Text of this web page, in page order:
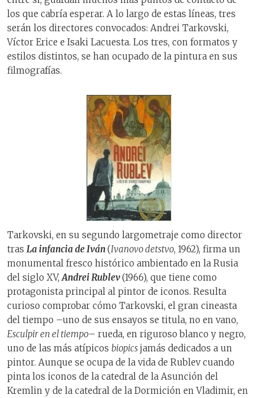
los que cabría esperar. A lo largo de estas líneas, tres
serán los directores convocados: Andrei Tarkovski,
Víctor Erice e Isaki Lacuesta. Los tres, con formatos y
estilos distintos, se han ocupado de la pintura en sus
filmografías.
Tarkovski, en su segundo largometraje como director
tras La infancia de Iván(Ivanovo detstvo, 1962), firma un
monumental fresco histórico ambientado en la Rusia
del siglo XV,Andrei Rublev(1966), que tiene como
protagonista principal al pintor de iconos. Resulta
curioso comprobar cómo Tarkovski, el gran cineasta
del tiempo –uno de sus ensayos se titula, no en vano,
Esculpir en el tiempo– rueda, en riguroso blanco y negro,
uno de las más atípicos biopics jamás dedicados a un
pintor. Aunque se ocupa de la vida de Rublev cuando
pinta los iconos de la catedral de la Asunción del
Kremlin y de la catedral de la Dormición en Vladimir, en